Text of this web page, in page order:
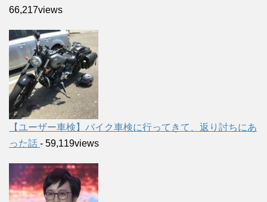
66,217views
【ユーザー車検】バイク車検に行ってきて、返り討ちにあ
った話 - 59,119views